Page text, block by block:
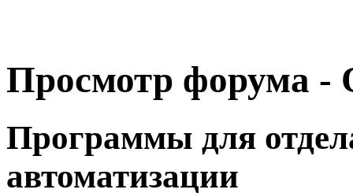
Просмотр форума -
Программы для
автоматизации